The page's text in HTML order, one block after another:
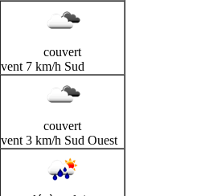
couvert
vent 7 km/h Sud
couvert
vent 3 km/h Sud Ouest